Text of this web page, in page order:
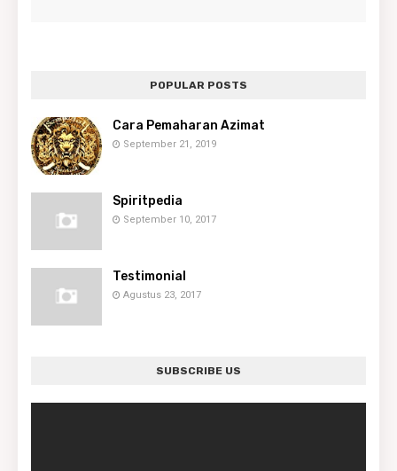
POPULAR POSTS
Cara Pemaharan Azimat
September 21, 2019
Spiritpedia
September 10, 2017
Testimonial
Agustus 23, 2017
SUBSCRIBE US